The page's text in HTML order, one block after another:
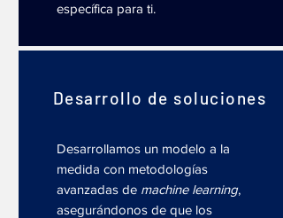
específica para ti.
Desarrollo de soluciones
Desarrollamos un modelo a la
medida con metodologías
avanzadas de machine learning,
asegurándonos de que los